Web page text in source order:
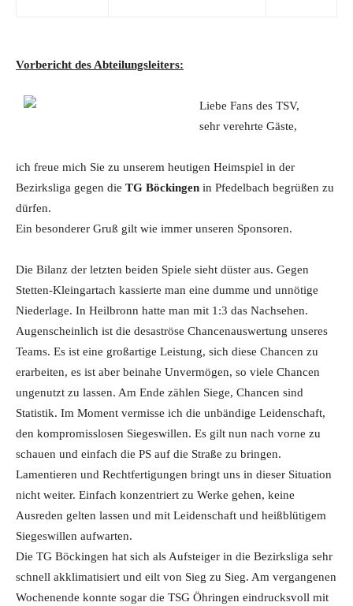
Vorbericht des Abteilungsleiters:
Liebe Fans des TSV,
sehr verehrte Gäste,
ich freue mich Sie zu unserem heutigen Heimspiel in der
Bezirksliga gegen die TG Böckingen in Pfedelbach begrüßen zu
dürfen.
Ein besonderer Gruß gilt wie immer unseren Sponsoren.
Die Bilanz der letzten beiden Spiele sieht düster aus. Gegen
Stetten-Kleingartach kassierte man eine dumme und unnötige
Niederlage. In Heilbronn hatte man mit 1:3 das Nachsehen.
Augenscheinlich ist die desaströse Chancenauswertung unseres
Teams. Es ist eine großartige Leistung, sich diese Chancen zu
erarbeiten, es ist aber beinahe Unvermögen, so viele Chancen
ungenutzt zu lassen. Am Ende zählen Siege, Chancen sind
Statistik. Im Moment vermisse ich die unbändige Leidenschaft,
den kompromisslosen Siegeswillen. Es gilt nun nach vorne zu
schauen und einfach die PS auf die Straße zu bringen.
Lamentieren und Rechtfertigungen bringt uns in dieser Situation
nicht weiter. Einfach konzentriert zu Werke gehen, keine
Ausreden gelten lassen und mit Leidenschaft und heißblütigem
Siegeswillen aufwarten.
Die TG Böckingen hat sich als Aufsteiger in die Bezirksliga sehr
schnell akklimatisiert und eilt von Sieg zu Sieg. Am vergangenen
Wochenende konnte sogar die TSG Öhringen eindrucksvoll mit